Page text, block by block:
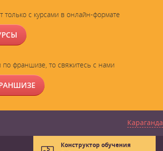
с курсами в онлайн-формате
франшизе, то свяжитесь с нами
Караганда
Конструктор обучения